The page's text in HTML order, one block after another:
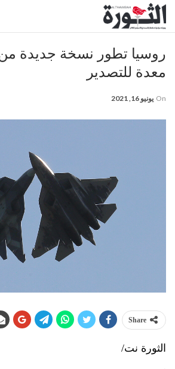
معدة للتصدير
On يونيو 16, 2021
Share
الثورة نت/